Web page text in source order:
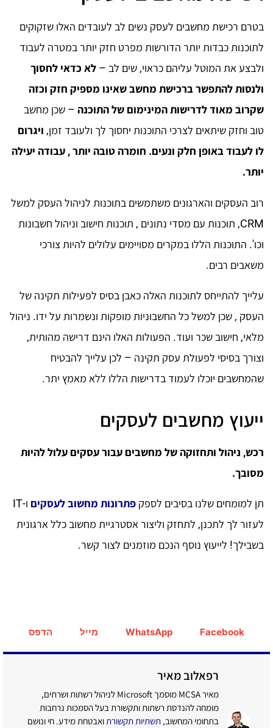
בטרם רכישת מחשבים לעסק נשים לב לעובדים האלו שזקוקים
לתוכנות כבדות יותר הדורשות מפרט חזק יותר במטרה לעבוד
ולבצע את המוטל עליהם כראוי, שים לב – לא כדאי לחסוך
ולנסות להתפשר ברכישת מחשב שאינו מספיק חזק וכזה
שקרוב מאוד לדרישות המינימום של התוכנה – שכן מחשב
טוב וחזק שיתאים לצרכי התוכנות יחסוך לך ולעובד זמן, ויגרום
לו לעבוד באופן חלק ונעים. חומרה טובה יותר , עבודה יעילה
יותר.
רוב העסקים והארגונים משתמשים בתוכנות לניהול העסק למשל
CRM, תוכנות עם מסדי נתונים , תוכנות חישוב וניהול חשבונות
וכו'. התוכנות הללו במקרים מסויימים עלולים להיות צורכי
משאבים רבים.
עלייך להתייחס לתוכנות האלה כאבן בסיס לפעילות תקינה של
העסק , שכן למשל כל החשבוניות מופקות ונשמרות על ידו. ניהול
מלאי, חישוב שכר ועוד. הפעולות האלו הינם דרישה מהותית,
וצורך בסיסי לפעולת עסק תקינה – לכן עלייך להבטיח
שהמחשבים יוכלו לעמוד בדרישות הללו ללא מאמץ יתר.
ייעוץ מחשבים לעסקים
רכש, ניהול ותחזוקה של מחשבים עבור עסקים עלול להיות
מסובך.
תן למומחים שלנו בסיבים לספק פתרונות מחשוב לעסקים
ו-IT
לעזור לך לתכנן, לתחזק וליצור אסטרגיית מחשוב כלל ארגונית
בשבילך! לייעוץ נוסף הנכם מוזמנים לצור קשר.
Facebook
WhatsApp מייל הדפס
רפאלוב מאיר
מאיר MCSA מוסמך Microsoft לניהול רשתות ושרתים,
מומחה להנדסת רשתות ותקשורת בעל הסמכות נרחבות
בתחומי המחשוב, תשתיות תקשורתואבטחת מידע. חי ונושם